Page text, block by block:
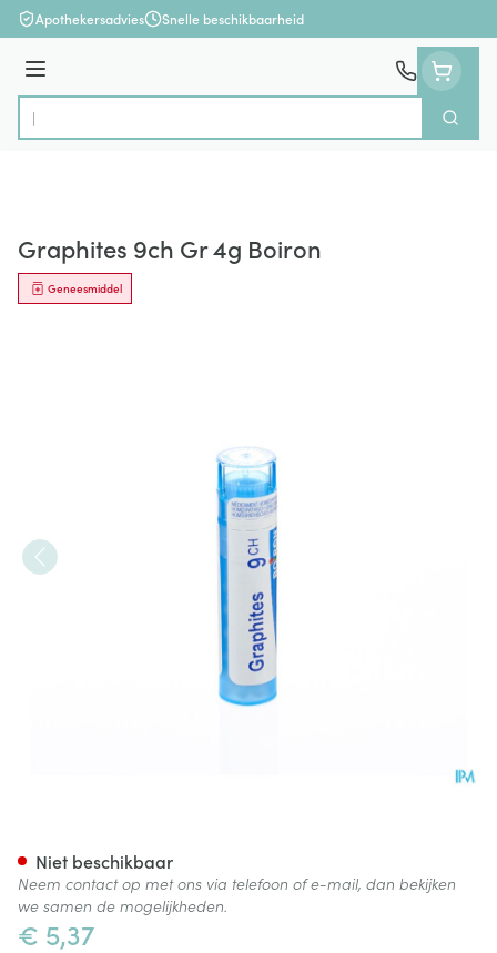
Ga naar de inhoud
Apothekersadvies Snelle beschikbaarheid
Menu
Product, merk, categorie...
Zoek
Graphites 9ch Gr 4g Boiron
Geneesmiddel
€ 5,37
Niet beschikbaar
Neem contact op met ons via telefoon of e-mail, dan bekijken
we samen de mogelijkheden.